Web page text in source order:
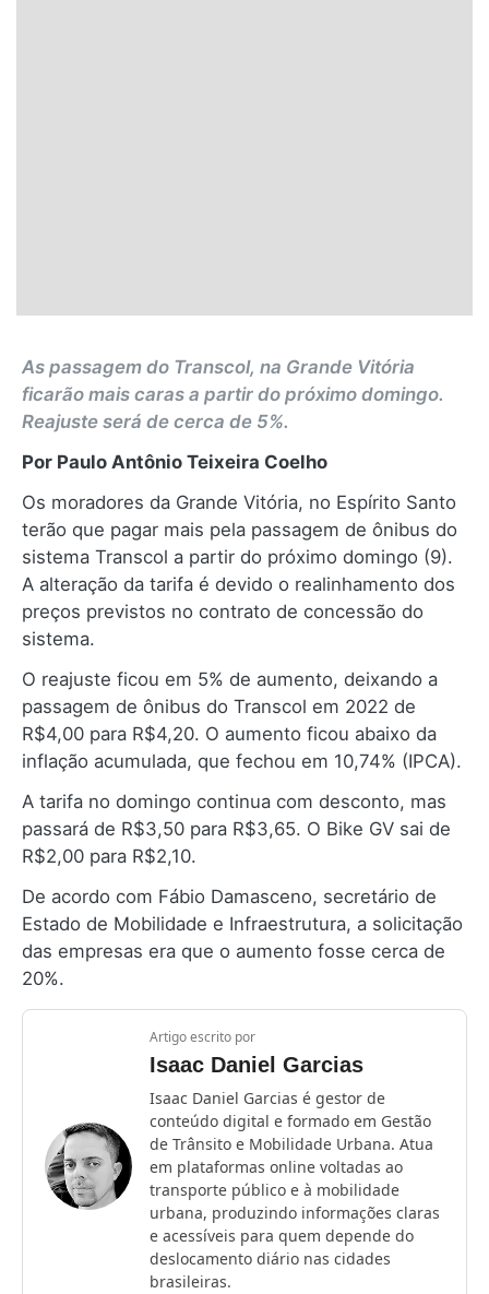
As passagem do Transcol, na Grande Vitória
ficarão mais caras a partir do próximo domingo.
Reajuste será de cerca de 5%.
Por Paulo Antônio Teixeira Coelho
Os moradores da Grande Vitória, no Espírito Santo
terão que pagar mais pela passagem de ônibus do
sistema Transcol a partir do próximo domingo (9).
A alteração da tarifa é devido o realinhamento dos
preços previstos no contrato de concessão do
sistema.
O reajuste ficou em 5% de aumento, deixando a
passagem de ônibus do Transcol em 2022 de
R$4,00 para R$4,20. O aumento ficou abaixo da
inflação acumulada, que fechou em 10,74% (IPCA).
A tarifa no domingo continua com desconto, mas
passará de R$3,50 para R$3,65. O Bike GV sai de
R$2,00 para R$2,10.
De acordo com Fábio Damasceno, secretário de
Estado de Mobilidade e Infraestrutura, a solicitação
das empresas era que o aumento fosse cerca de
20%.
Artigo escrito por
Isaac Daniel Garcias
Isaac Daniel Garcias é gestor de
conteúdo digital e formado em Gestão
de Trânsito e Mobilidade Urbana. Atua
em plataformas online voltadas ao
transporte público e à mobilidade
urbana, produzindo informações claras
e acessíveis para quem depende do
deslocamento diário nas cidades
brasileiras.